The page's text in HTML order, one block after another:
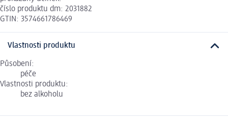
číslo produktu dm: 2031882
GTIN: 3574661786469
Vlastnosti produktu
Působení:
péče
Vlastnosti produktu:
bez alkoholu